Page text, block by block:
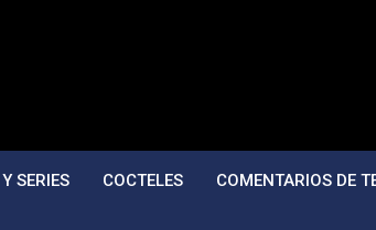
SERIES COCTELES COMENTARIOS DE